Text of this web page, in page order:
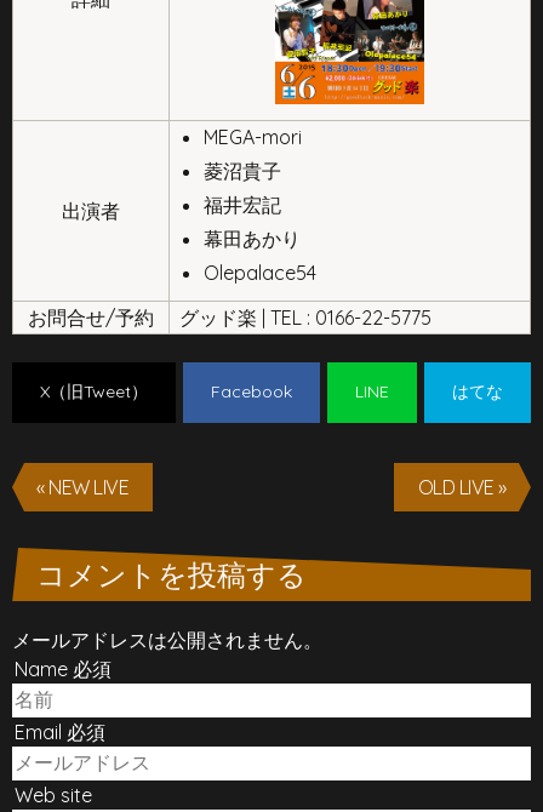
出演者
MEGA-mori
菱沼貴子
福井宏記
幕田あかり
Olepalace54
お問合せ/予約
グッド楽 | TEL : 0166-22-5775
X（旧Tweet） Facebook LINE はてな
« NEW LIVE OLD LIVE »
コメントを投稿する
メールアドレスは公開されません。
Name 必須
Email 必須
Web site